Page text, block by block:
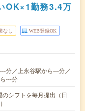
OK×1勤務3.4万
なし WEB登録OK
分／上永谷駅から---分／
---分
シフトを毎月提出（日